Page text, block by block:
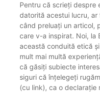
Pentru că scrieți despre
datorită acestui lucru,
când preluați un articol,
care v-a inspirat. Noi, la
această conduită etică
mult mai multă
că găsiți subiecte
siguri că înțelegeți
(cu link), ca o